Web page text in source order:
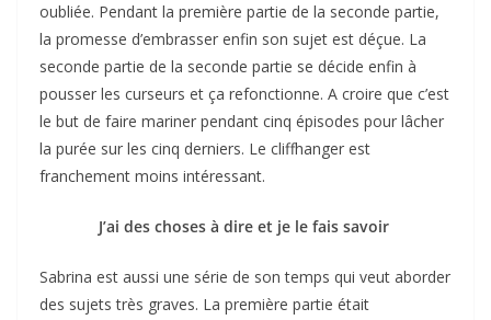
oubliée. Pendant la première partie de la seconde partie,
la promesse d’embrasser enfin son sujet est déçue. La
seconde partie de la seconde partie se décide enfin à
pousser les curseurs et ça refonctionne. A croire que c’est
le but de faire mariner pendant cinq épisodes pour lâcher
la purée sur les cinq derniers. Le cliffhanger est
franchement moins intéressant.
J’ai des choses à dire et je le fais savoir
Sabrina est aussi une série de son temps qui veut aborder
des sujets très graves. La première partie était